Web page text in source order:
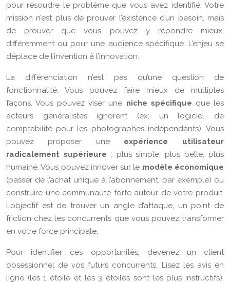
pour résoudre le problème que vous avez identifié. Votre
mission n’est plus de prouver l’existence d’un besoin, mais
de prouver que vous pouvez y répondre mieux,
différemment ou pour une audience spécifique. L’enjeu se
déplace de l’invention à l’innovation.
La différenciation n’est pas qu’une question de
fonctionnalité. Vous pouvez faire mieux de multiples
façons. Vous pouvez viser une niche spécifique que les
acteurs généralistes ignorent (ex: un logiciel de
comptabilité pour les photographes indépendants). Vous
pouvez proposer une expérience utilisateur
radicalement supérieure : plus simple, plus belle, plus
humaine. Vous pouvez innover sur le modèle économique
(passer de l’achat unique à l’abonnement, par exemple) ou
construire une communauté forte autour de votre produit.
L’objectif est de trouver un angle d’attaque, un point de
friction chez les concurrents que vous pouvez transformer
en votre force principale.
Pour identifier ces opportunités, devenez un client
obsessionnel de vos futurs concurrents. Lisez les avis en
ligne (les 1 étoile et les 3 étoiles sont les plus instructifs),